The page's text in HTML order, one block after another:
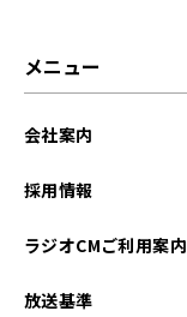
メニュー
会社案内
採用情報
ラジオCMご利用案内
放送基準